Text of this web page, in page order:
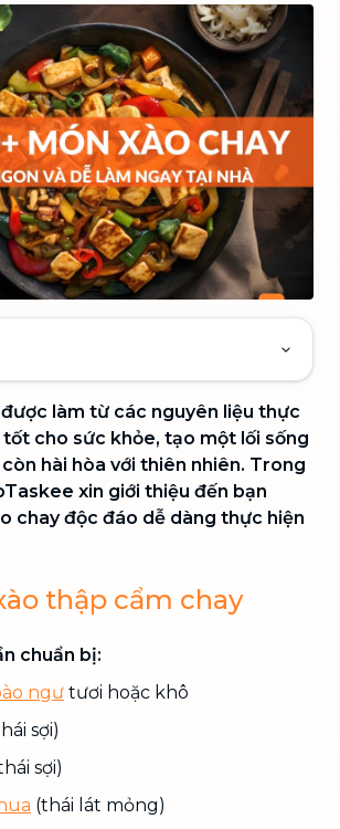
làm từ các nguyên liệu thực
cho sức khỏe, tạo một lối sống
hài hòa với thiên nhiên. Trong
xin giới thiệu đến bạn
chay độc đáo dễ dàng thực hiện
thập cẩm chay
chuẩn bị:
ngư tươi hoặc khô
sợi)
sợi)
(thái lát mỏng)